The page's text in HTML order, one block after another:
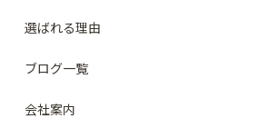
選ばれる理由
ブログ一覧
会社案内